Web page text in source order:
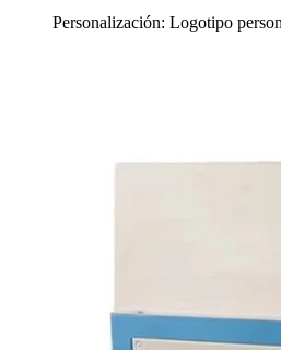
Personalización: Logotipo